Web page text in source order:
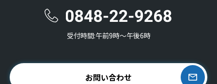
受付時間:午前9時〜午後6時
お問い合わせ